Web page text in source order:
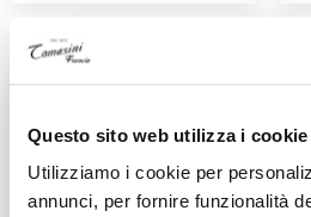
Questo sito web utilizza i cookie
Utilizziamo i cookie per
annunci, per fornire funzionalità